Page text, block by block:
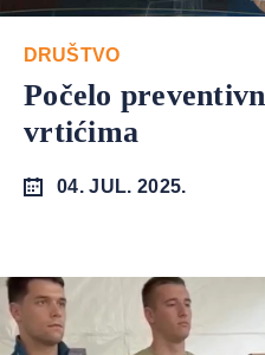
DRUŠTVO
Počelo
vrtićima
04. JUL. 2025.